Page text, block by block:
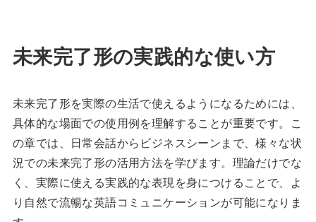
未来完了形の実践的な使い方
未来完了形を実際の生活で使えるようになるためには、
具体的な場面での使用例を理解することが重要です。こ
の章では、日常会話からビジネスシーンまで、様々な状
況での未来完了形の活用方法を学びます。理論だけでな
く、実際に使える実践的な表現を身につけることで、よ
り自然で流暢な英語コミュニケーションが可能になりま